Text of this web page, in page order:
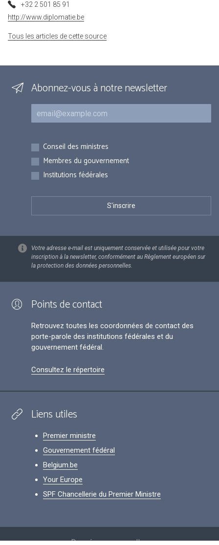
+32 2 501 85 91
http://www.diplomatie.be
Tous les articles de cette source
Abonnez-vous à notre newsletter
Courriel
Inscriptions
Conseil des ministres
Membres du gouvernement
Institutions fédérales
Votre adresse e-mail est uniquement conservée et utilisée pour votre
inscription à la newsletter, conformément au Règlement européen sur
la protection des données personnelles.
Points de contact
Retrouvez toutes les coordonnées de contact des
porte-parole des institutions fédérales et du
gouvernement fédéral.
Consultez le répertoire
Liens utiles
Premier ministre
Gouvernement fédéral
Belgium.be
Your Europe
SPF Chancellerie du Premier Ministre
Données personnelles